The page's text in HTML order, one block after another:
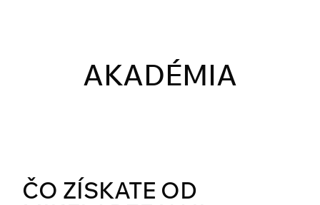
AKADÉMIA
ČO ZÍSKATE OD